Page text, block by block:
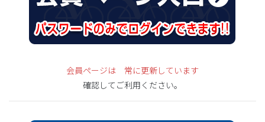
会員ページは 常に更新しています
確認してご利用ください。